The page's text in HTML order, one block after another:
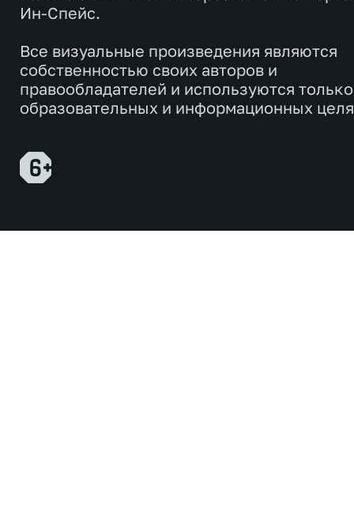
Ин-Спейс.
Все визуальные произведения являются
собственностью своих авторов и
правообладателей и используются
образовательных и информационных